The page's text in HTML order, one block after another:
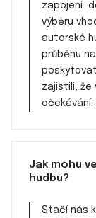
zapojení
výběru
autorské
průběhu
zajistili, že
očekávání.
Jak mohu
hudbu?
Stačí nás